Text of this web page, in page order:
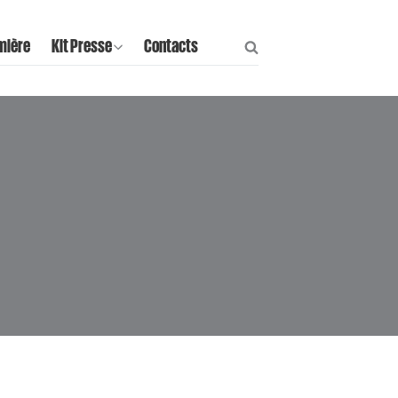
Kit Presse Contacts